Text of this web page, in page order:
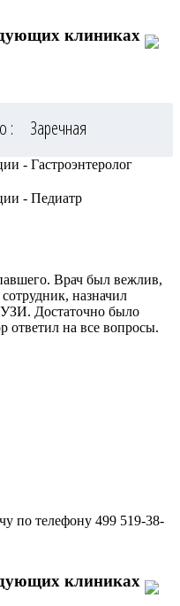
клиниках
: Заречная
- Гастроэнтеролог
- Педиатр
Врач был вежлив,
назначил
Достаточно было
ответил на все вопросы.
по телефону 499 519-38-
клиниках